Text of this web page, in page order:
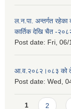
ल.न.पा. अन्तर्गत रहेका
कार्तिक देखि चैत -
Post date: Fri, 06/
आ.व.२०८२।०८३ को
Post date: Wed,
Pages
1 2